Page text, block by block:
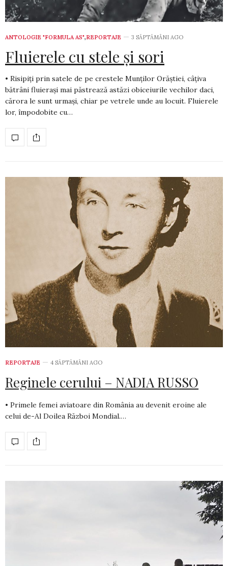
ANTOLOGIE "FORMULA AS",REPORTAJE 3 SĂPTĂMÂNI AGO
Fluierele cu stele și sori
• Risipiți prin satele de pe crestele Munților Orăștiei, câțiva
bătrâni fluierași mai păstrează astăzi obiceiurile vechilor daci,
cărora le sunt urmași, chiar pe vetrele unde au locuit. Fluierele
lor, împodobite cu…
REPORTAJE 4 SĂPTĂMÂNI AGO
Reginele cerului – NADIA RUSSO
• Primele femei aviatoare din România au devenit eroine ale
celui de-Al Doilea Război Mondial.…